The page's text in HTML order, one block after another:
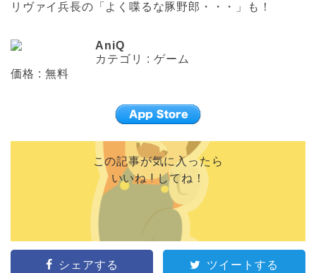
リヴァイ兵長の「よく喋るな豚野郎・・・」も！
AniQ
カテゴリ : ゲーム
価格 : 無料
この記事が気に入ったら
いいね ! してね！
シェアする ツイートする